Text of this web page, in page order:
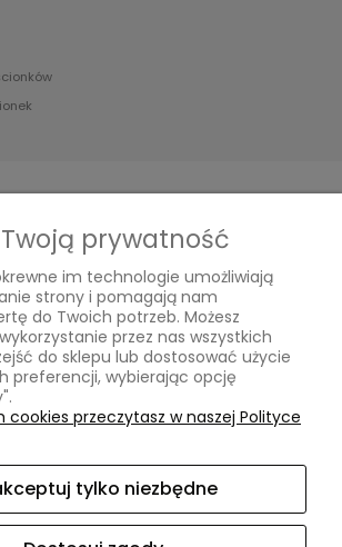
(po wcześniejszym umówieniu)
prywatność
im technologie umożliwiają
strony i pomagają nam
do Twoich potrzeb. Możesz
przez nas wszystkich
do sklepu lub dostosować użycie
preferencji, wybierając opcję
cookies przeczytasz w naszej Polityce
tylko niezbędne